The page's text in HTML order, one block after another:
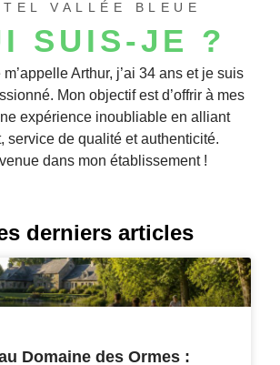
VALLÉE BLEUE
SUIS-JE ?
m’appelle Arthur, j’ai 34 ans et je suis
Mon objectif est d’offrir à mes
expérience inoubliable en alliant
service de qualité et authenticité.
dans mon établissement !
derniers articles
Domaine des Ormes :